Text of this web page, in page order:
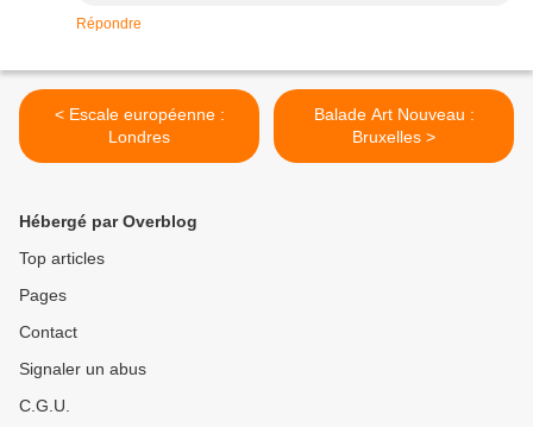
Répondre
< Escale européenne :
Londres
Balade Art Nouveau :
Bruxelles >
Hébergé par Overblog
Top articles
Pages
Contact
Signaler un abus
C.G.U.